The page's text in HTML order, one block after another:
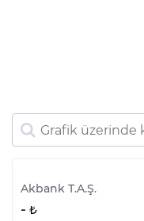
Akbank T.A.Ş.
-